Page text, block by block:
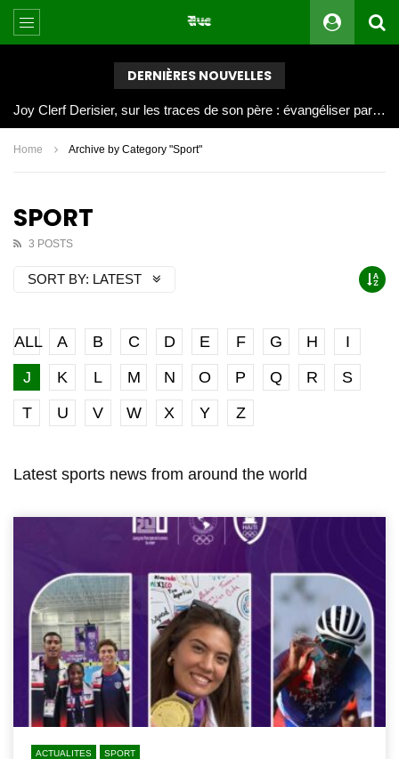
DERNIÈRES NOUVELLES
Joy Clerf Derisier, sur les traces de son père : évangéliser par la musique
Home Archive by Category "Sport"
SPORT
3 POSTS
SORT BY: LATEST
ALL A B C D E F G H
I
J
K L M N O P Q R
S
T
U V W X Y Z
Latest sports news from around the world
ACTUALITES SPORT